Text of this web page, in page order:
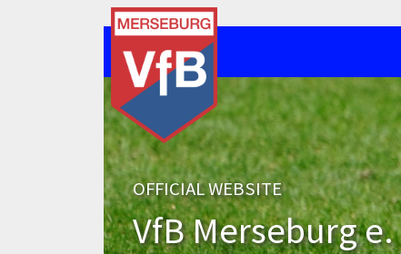
OFFICIAL WEBSITE
VfB Merseburg e.